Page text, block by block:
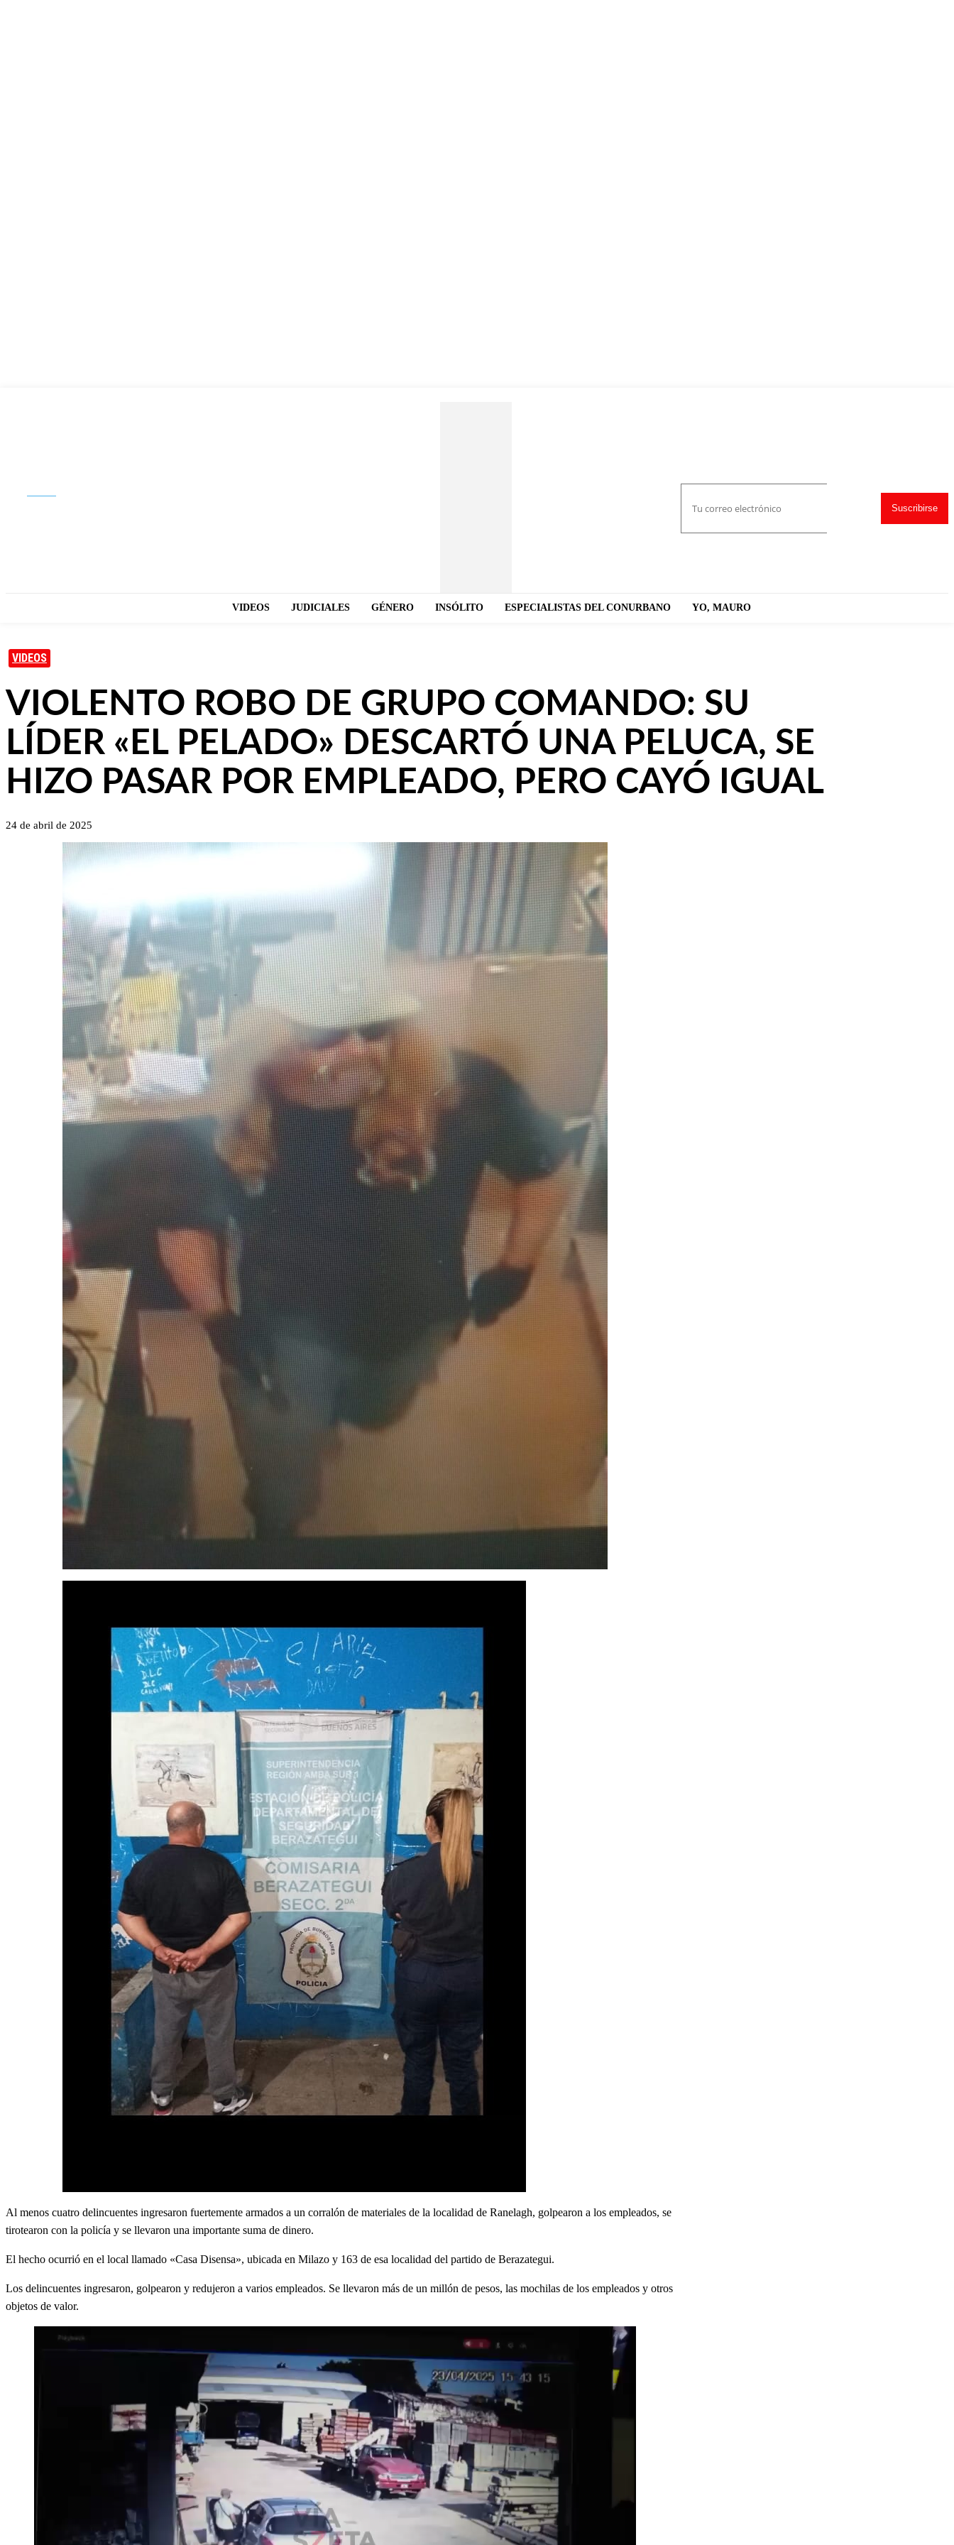
Suscribirse
VIDEOS JUDICIALES GÉNERO INSÓLITO ESPECIALISTAS DEL CONURBANO YO, MAURO
VIDEOS
VIOLENTO ROBO DE GRUPO COMANDO: SU
LÍDER «EL PELADO» DESCARTÓ UNA PELUCA, SE
HIZO PASAR POR EMPLEADO, PERO CAYÓ IGUAL
24 de abril de 2025
Al menos cuatro delincuentes ingresaron fuertemente armados a un corralón de materiales de la localidad de Ranelagh, golpearon a los empleados, se
tirotearon con la policía y se llevaron una importante suma de dinero.
El hecho ocurrió en el local llamado «Casa Disensa», ubicada en Milazo y 163 de esa localidad del partido de Berazategui.
Los delincuentes ingresaron, golpearon y redujeron a varios empleados. Se llevaron más de un millón de pesos, las mochilas de los empleados y otros
objetos de valor.